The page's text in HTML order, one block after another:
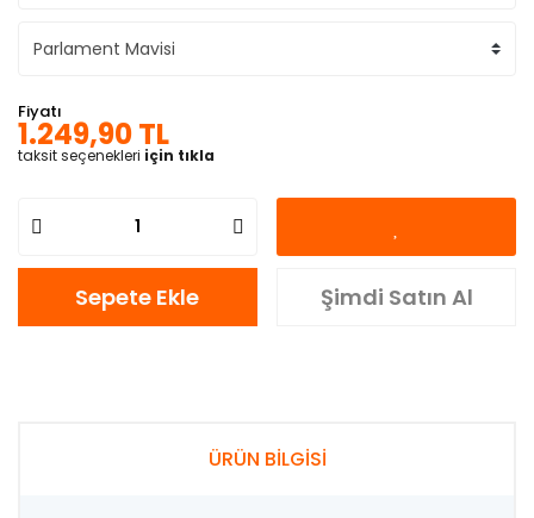
Fiyatı
1.249,90 TL
taksit seçenekleri için tıkla
Sepete Ekle Şimdi Satın Al
ÜRÜN BİLGİSİ